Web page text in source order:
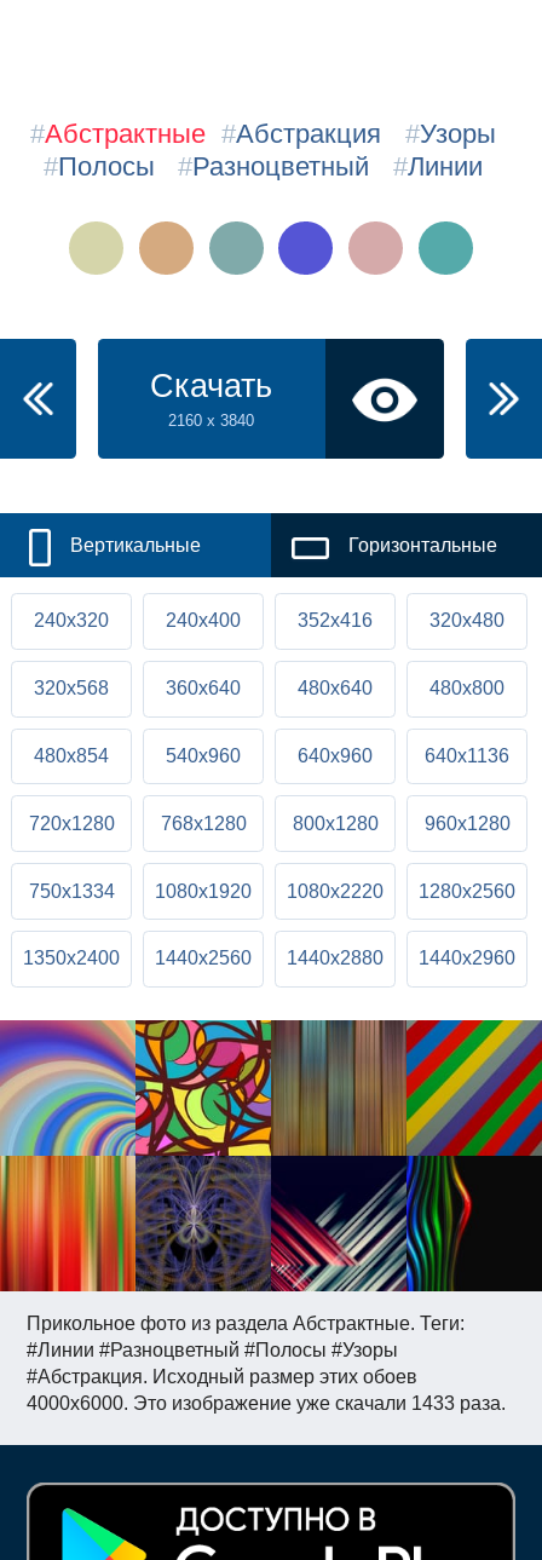
Прикольное фото из раздела Абстрактные. Теги:
#Линии #Разноцветный #Полосы #Узоры
#Абстракция. Исходный размер этих обоев
4000x6000. Это изображение уже скачали 1433 раза.
#Абстрактные #Абстракция #Узоры
#Полосы #Разноцветный #Линии
Скачать
2160 x 3840
Вертикальные Горизонтальные
240x320 240x400 352x416 320x480
320x568 360x640 480x640 480x800
480x854 540x960 640x960 640x1136
720x1280 768x1280 800x1280 960x1280
750x1334 1080x1920 1080x2220 1280x2560
1350x2400 1440x2560 1440x2880 1440x2960